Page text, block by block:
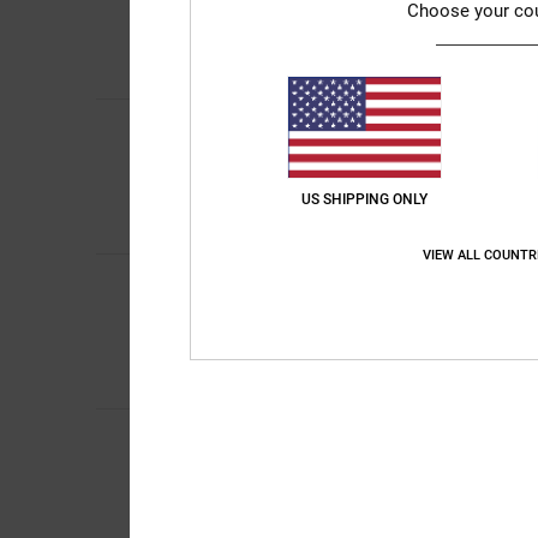
Original anzeigen -
Komfort: 5/5 Preis-
JUANJO
Erfüllung der
Original anzeigen -
Komfort
Preis-
Komfort: 5/5 Preis-
Choose your
US SHIPPING ONLY
VIEW ALL